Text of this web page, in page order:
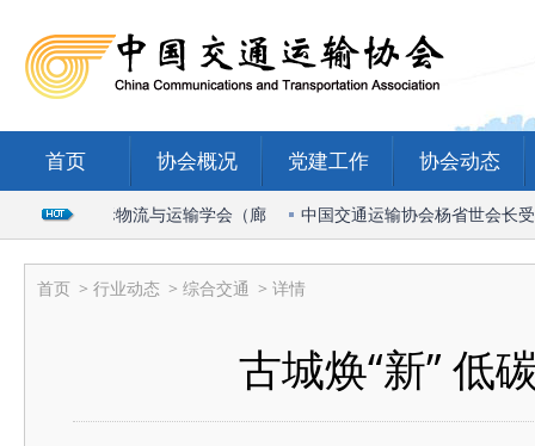
首页 协会概况 党建工作 协会动态
席2026国际物流与运输学会（廊 中国交通运输协会杨省世会长受
首页 > 行业动态 > 综合交通 > 详情
古城焕“新” 低